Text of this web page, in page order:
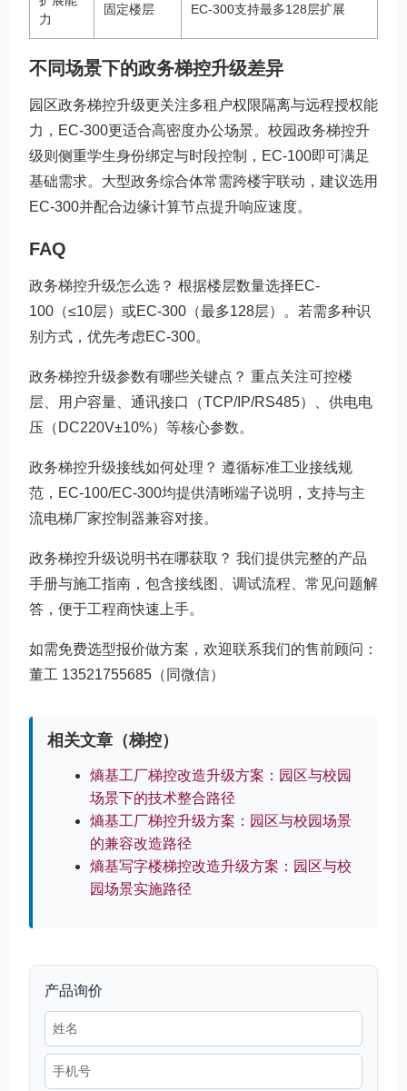
力
固定楼层 EC-300支持最多128层扩展
不同场景下的政务梯控升级差异
园区政务梯控升级更关注多租户权限隔离与远程授权能
力，EC-300更适合高密度办公场景。校园政务梯控升
级则侧重学生身份绑定与时段控制，EC-100即可满足
基础需求。大型政务综合体常需跨楼宇联动，建议选用
EC-300并配合边缘计算节点提升响应速度。
FAQ
政务梯控升级怎么选？ 根据楼层数量选择EC-
100（≤10层）或EC-300（最多128层）。若需多种识
别方式，优先考虑EC-300。
政务梯控升级参数有哪些关键点？ 重点关注可控楼
层、用户容量、通讯接口（TCP/IP/RS485）、供电电
压（DC220V±10%）等核心参数。
政务梯控升级接线如何处理？ 遵循标准工业接线规
范，EC-100/EC-300均提供清晰端子说明，支持与主
流电梯厂家控制器兼容对接。
政务梯控升级说明书在哪获取？ 我们提供完整的产品
手册与施工指南，包含接线图、调试流程、常见问题解
答，便于工程商快速上手。
如需免费选型报价做方案，欢迎联系我们的售前顾问：
董工 13521755685（同微信）
相关文章（梯控）
熵基工厂梯控改造升级方案：园区与校园
场景下的技术整合路径
熵基工厂梯控升级方案：园区与校园场景
的兼容改造路径
熵基写字楼梯控改造升级方案：园区与校
园场景实施路径
产品询价